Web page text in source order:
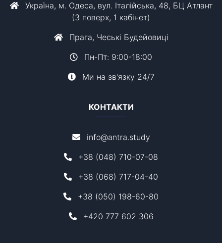
Україна, м. Одеса, вул. Італійська, 48, БЦ Атлант
(3 поверх, 1 кабінет)
Прага, Чеські Будейовиці
Пн-Пт: 9:00-18:00
Ми на зв'язку 24/7
КОНТАКТИ
info@antra.study
+38 (048) 710-07-08
+38 (068) 717-04-40
+38 (050) 198-60-80
+420 777 602 306